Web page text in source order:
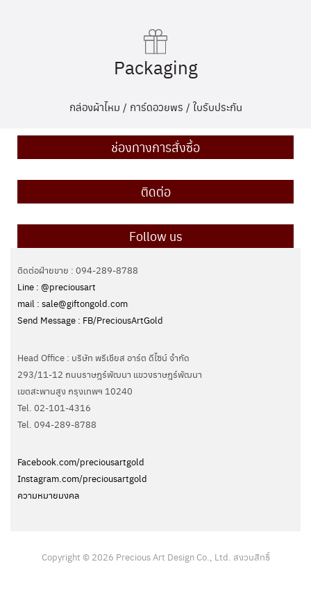
Packaging
กล่องผ้าไหม / การ์ดอวยพร / ใบรับประกัน
ช่องทางการสั่งซื้อ
ติดต่อ
Follow us
ติดต่อฝ่ายขาย : 094-289-8788
Line : @preciousart
mail : sale@giftongold.com
Send Message : FB/PreciousArtGold
Head Office : บริษัท พรีเชียส อาร์ต ดีไซน์ จำกัด
293/11-12 ถนนราษฎร์พัฒนา แขวงราษฎร์พัฒนา
เขตสะพานสูง กรุงเทพฯ 10240
Tel. 02-101-4316
Tel. ‭094-289-8788‬
Facebook.com/preciousartgold
Instagram.com/preciousartgold
ความหมายมงคล
Copyright © 2026 Precious Art Design Co., Ltd. สงวนสิทธิ์